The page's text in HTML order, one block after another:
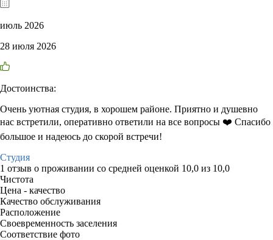
июль 2026
28 июля 2026
Достоинства:
Очень уютная студия, в хорошем районе. Приятно и душевно
нас встретили, оперативно ответили на все вопросы ❤️ Спасибо
большое и надеюсь до скорой встречи!
Студия
1 отзыв о проживании со средней оценкой 10,0 из 10,0
Чистота
Цена - качество
Качество обслуживания
Расположение
Своевременность заселения
Соответствие фото